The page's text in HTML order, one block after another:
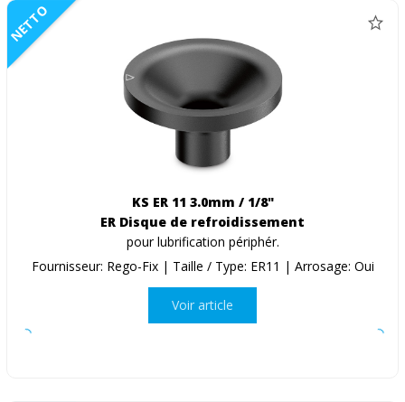
NETTO
KS ER 11 3.0mm / 1/8"
ER Disque de refroidissement
pour lubrification périphér.
Fournisseur: Rego-Fix | Taille / Type: ER11 | Arrosage: Oui
Voir article